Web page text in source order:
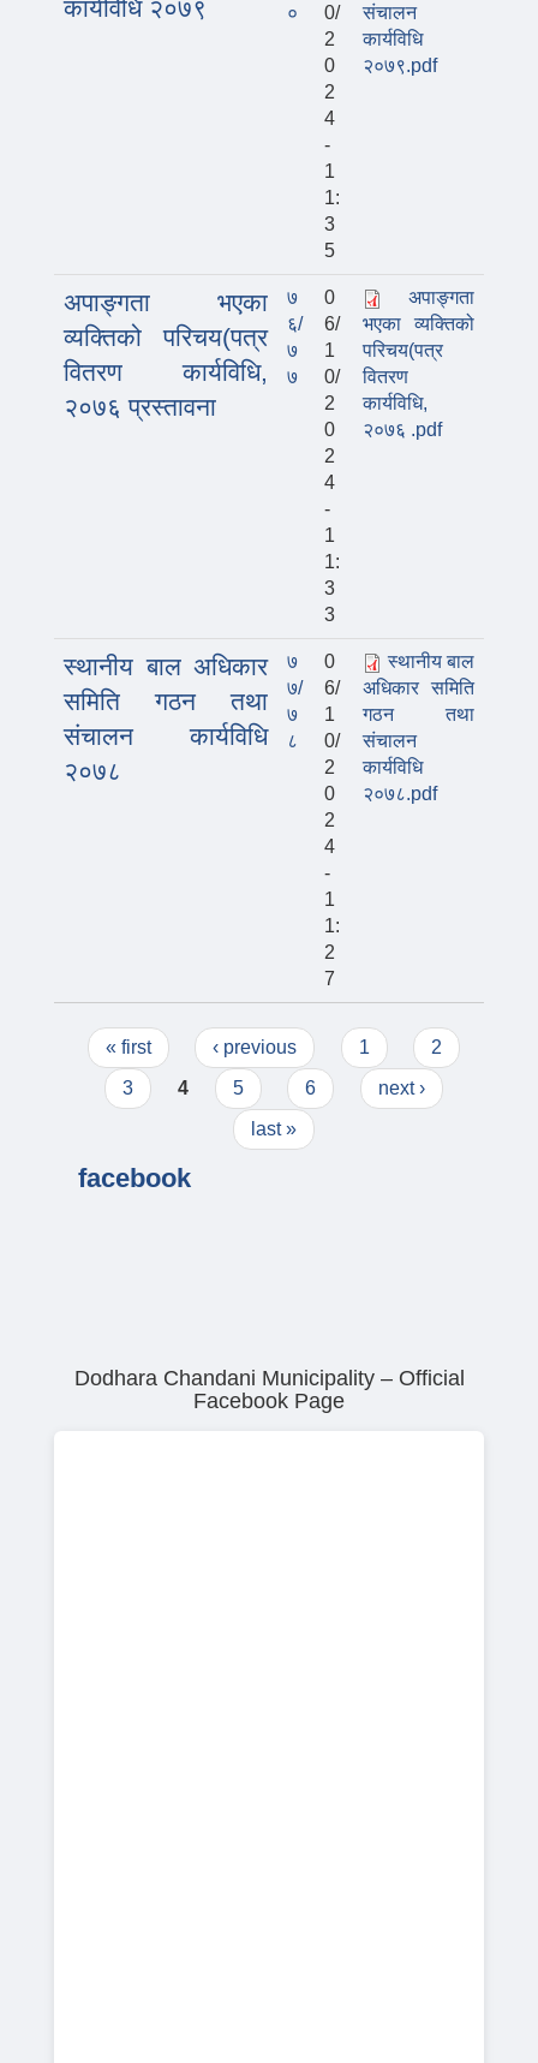
कार्यविधि २०७९ ०
0/
2
0
2
4
-
1
1:
3
5
संचालन
कार्यविधि
२०७९.pdf
अपाङ्गता भएका
व्यक्तिको परिचय(पत्र
वितरण कार्यविधि,
२०७६ प्रस्तावना
७
६/
७
७
0
6/
1
0/
2
0
2
4
-
1
1:
3
3
अपाङ्गता
भएका व्यक्तिको
परिचय(पत्र
वितरण
कार्यविधि,
२०७६ .pdf
स्थानीय बाल अधिकार
समिति गठन तथा
संचालन कार्यविधि
२०७८
७
७/
७
८
0
6/
1
0/
2
0
2
4
-
1
1:
2
7
स्थानीय बाल
अधिकार समिति
गठन तथा
संचालन
कार्यविधि
२०७८.pdf
Pages
« first ‹ previous 1
2
3
4 5 6
next ›
last »
facebook
Dodhara Chandani Municipality – Official
Facebook Page